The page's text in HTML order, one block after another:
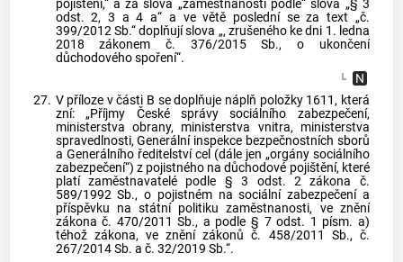
pojištění,“ a za slova „zaměstnanosti podle“ slova „§ 3
odst. 2, 3 a 4 a“ a ve větě poslední se za text „č.
399/2012 Sb.“ doplňují slova „, zrušeného ke dni 1. ledna
2018 zákonem č. 376/2015 Sb., o ukončení
důchodového spoření“.
27. V příloze v části B se doplňuje náplň položky 1611, která
zní: „Příjmy České správy sociálního zabezpečení,
ministerstva obrany, ministerstva vnitra, ministerstva
spravedlnosti, Generální inspekce bezpečnostních sborů
a Generálního ředitelství cel (dále jen „orgány sociálního
zabezpečení“) z pojistného na důchodové pojištění, které
platí zaměstnavatelé podle § 3 odst. 2 zákona č.
589/1992 Sb., o pojistném na sociální zabezpečení a
příspěvku na státní politiku zaměstnanosti, ve znění
zákona č. 470/2011 Sb., a podle § 7 odst. 1 písm. a)
téhož zákona, ve znění zákonů č. 458/2011 Sb., č.
267/2014 Sb. a č. 32/2019 Sb.“.